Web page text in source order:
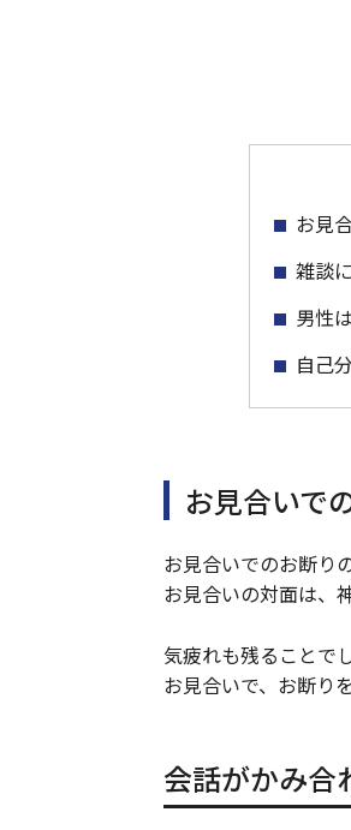
お見
雑談
男性
自己
お見合いで
お見合いでのお断り
お見合いの対面は、
気疲れも残ることで
お見合いで、お断り
会話がかみ合